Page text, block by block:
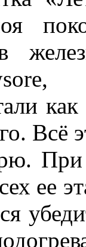
Всё
ее